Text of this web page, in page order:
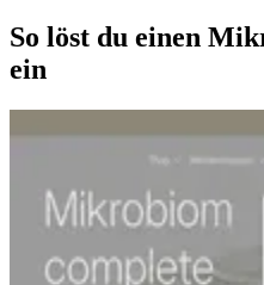
So löst du einen
ein